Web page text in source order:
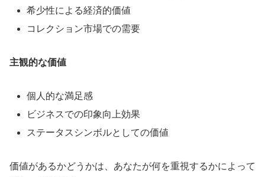
希少性による経済的価値
コレクション市場での需要
主観的な価値
個人的な満足感
ビジネスでの印象向上効果
ステータスシンボルとしての価値
価値があるかどうかは、あなたが何を重視するかによって